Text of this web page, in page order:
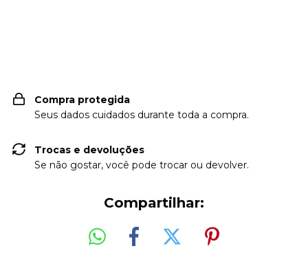
Compra protegida
Seus dados cuidados durante toda a compra.
Trocas e devoluções
Se não gostar, você pode trocar ou devolver.
Compartilhar: